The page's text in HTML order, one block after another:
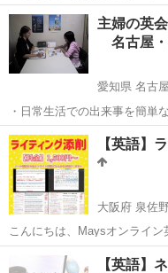
田です。 英検二次面接に向けて 2〜3級の方の面接練習を行っておりま
す！ （※お近くにお住ま
大阪 泉佐野市 泉佐
主婦の英
名古屋・
愛知県 名古
・日常生活での出来事を簡単
外旅行をより楽しくするため
突然英語で話しかけられても
ます。 ・英語のウェブサイト
愛知 名古屋市 英会話
【英語】
大阪府 泉佐
こんにちは、Maysオンライン英語教室です^^
が、お近くにお住まいの方は
問い合わせください。） 英検3級からリーディング・リスニングに加
泉佐野市 泉佐野
【英語】